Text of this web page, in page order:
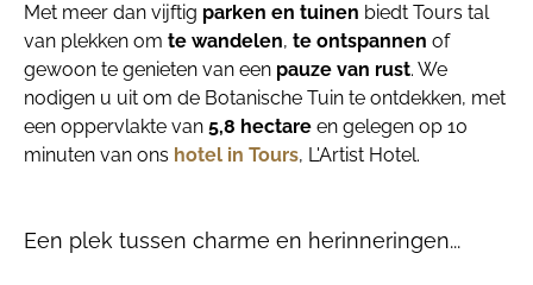
Met meer dan vijftig parken en tuinen biedt Tours tal
van plekken om te wandelen, te ontspannen of
gewoon te genieten van een pauze van rust. We
nodigen u uit om de Botanische Tuin te ontdekken, met
een oppervlakte van 5,8 hectare en gelegen op 10
minuten van ons hotel in Tours, L'Artist Hotel.
Een plek tussen charme en herinneringen...